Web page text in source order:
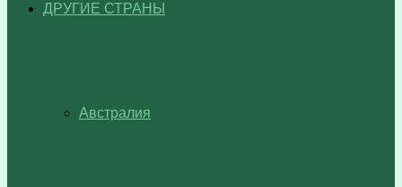
ДРУГИЕ СТРАНЫ
Австралия